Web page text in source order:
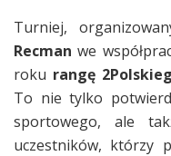
Turniej,
Recman we
roku rangę
To nie tylko
sportowego, ale
uczestników, którzy